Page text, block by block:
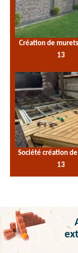
Création de
13
Société création
13